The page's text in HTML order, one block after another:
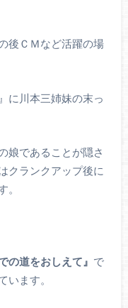
後ＣＭなど活躍の場
に川本三姉妹の末っ
娘であることが隠さ
クランクアップ後に
。
の道をおしえて』 で
います。